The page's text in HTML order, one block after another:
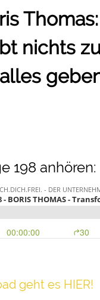
nichts
198 anhören:
geh t es HIER!